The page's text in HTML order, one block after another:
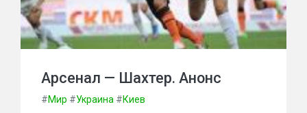
Арсенал — Шахтер. Анонс
#Мир #Украина #Киев